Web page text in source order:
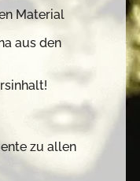
Material
aus den
zu allen